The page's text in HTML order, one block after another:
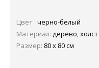
Цвет : черно-белый
Материал: дерево, холст
Размер: 80 х 80 см